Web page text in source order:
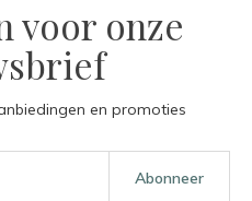
voor onze
en promoties
Abonneer